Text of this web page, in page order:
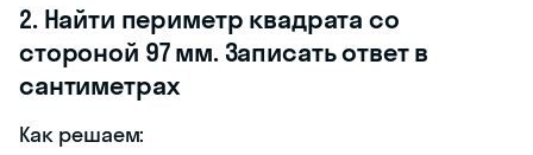
2. Найти периметр квадрата со
стороной 97 мм. Записать ответ в
сантиметрах
Как решаем: